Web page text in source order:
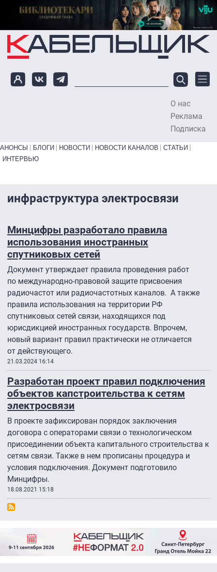
Перейти к основному содержанию
О нас
Реклама
Подписка
Primary links bottom
АНОНСЫ БЛОГИ НОВОСТИ НОВОСТИ КАНАЛОВ
СТАТЬИ
ИНТЕРВЬЮ
инфраструктура электросвязи
Минцифры разработало правила
использования иностранных
спутниковых сетей
Документ утверждает правила проведения работ
по международно-правовой защите присвоения
радиочастот или радиочастотных каналов. А также
правила использования на территории РФ
спутниковых сетей связи, находящихся под
юрисдикцией иностранных государств. Впрочем,
новый вариант правил практически не отличается
от действующего.
21.03.2024 16:14
Разработан проект правил подключения
объектов капстроительства к сетям
электросвязи
В проекте зафиксирован порядок заключения
договора с операторами связи о технологическом
присоединении объекта капитального строительства к
сетям связи. Также в нем прописаны процедура и
условия подключения. Документ подготовило
Минцифры.
18.08.2021 15:18